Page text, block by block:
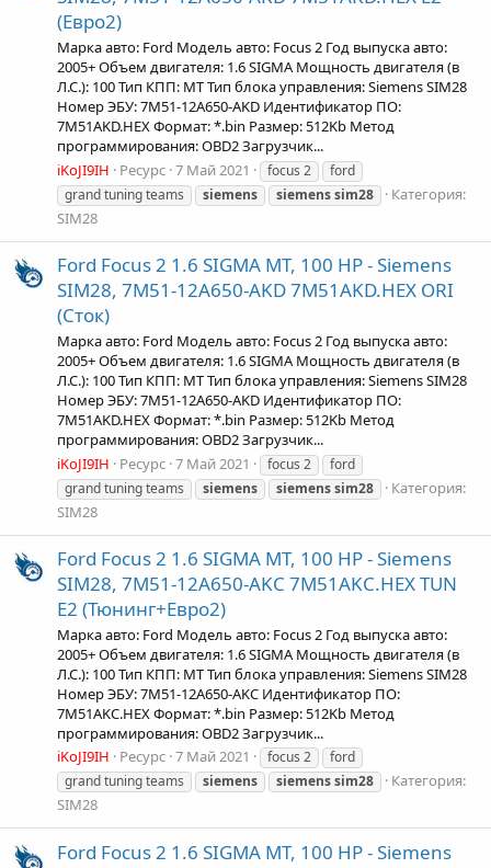
(Евро2)
Марка авто: Ford Модель авто: Focus 2 Год выпуска авто:
2005+ Объем двигателя: 1.6 SIGMA Мощность двигателя (в
Л.С.): 100 Тип КПП: MT Тип блока управления: Siemens SIM28
Номер ЭБУ: 7M51-12A650-AKD Идентификатор ПО:
7M51AKD.HEX Формат: *.bin Размер: 512Kb Метод
программирования: OBD2 Загрузчик...
iKoJI9IH
Ресурс 7 Май 2021 focus 2
ford
grand tuning teams
siemens siemenssim28
Категория:
SIM28
Ford Focus 2 1.6 SIGMA MT, 100 HP - Siemens
SIM28, 7M51-12A650-AKD 7M51AKD.HEX ORI
(Сток)
Марка авто: Ford Модель авто: Focus 2 Год выпуска авто:
2005+ Объем двигателя: 1.6 SIGMA Мощность двигателя (в
Л.С.): 100 Тип КПП: MT Тип блока управления: Siemens SIM28
Номер ЭБУ: 7M51-12A650-AKD Идентификатор ПО:
7M51AKD.HEX Формат: *.bin Размер: 512Kb Метод
программирования: OBD2 Загрузчик...
iKoJI9IH
Ресурс 7 Май 2021 focus 2
ford
grand tuning teams
siemens siemenssim28
Категория:
SIM28
Ford Focus 2 1.6 SIGMA MT, 100 HP - Siemens
SIM28, 7M51-12A650-AKC 7M51AKC.HEX TUN
Е2 (Тюнинг+Евро2)
Марка авто: Ford Модель авто: Focus 2 Год выпуска авто:
2005+ Объем двигателя: 1.6 SIGMA Мощность двигателя (в
Л.С.): 100 Тип КПП: MT Тип блока управления: Siemens SIM28
Номер ЭБУ: 7M51-12A650-AKC Идентификатор ПО:
7M51AKC.HEX Формат: *.bin Размер: 512Kb Метод
программирования: OBD2 Загрузчик...
iKoJI9IH
Ресурс 7 Май 2021 focus 2
ford
grand tuning teams
siemens siemenssim28
Категория:
SIM28
Ford Focus 2 1.6 SIGMA MT, 100 HP - Siemens